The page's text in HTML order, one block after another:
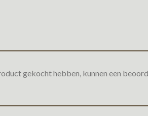
gekocht hebben, kunnen een